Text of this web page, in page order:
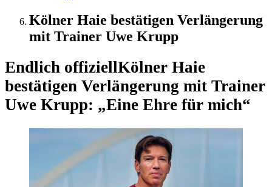
Kölner Haie bestätigen Verlängerung
mit Trainer Uwe Krupp
Endlich offiziellKölner Haie
bestätigen Verlängerung mit Trainer
Uwe Krupp: „Eine Ehre für mich“